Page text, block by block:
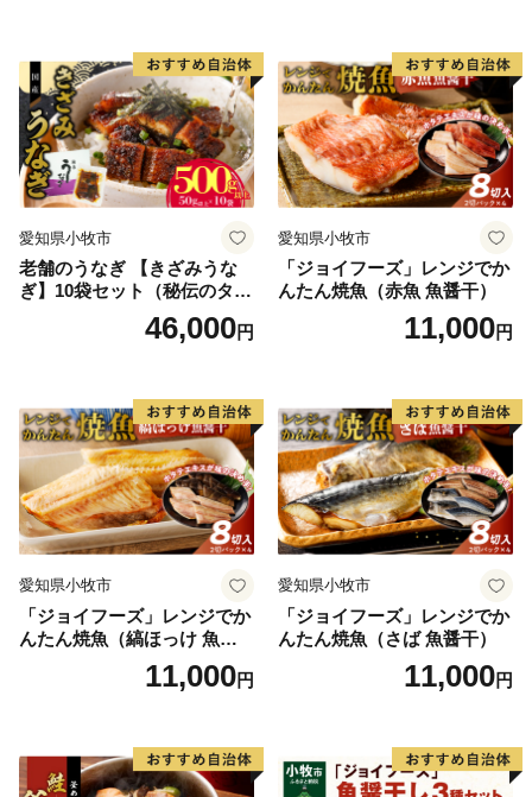
愛知県小牧市
老舗のうなぎ 【きざみうな
ぎ】10袋セット（秘伝のタレ
46,000円
愛知県小牧市
「ジョイフーズ」レンジでか
んたん焼魚（赤魚 魚醤干）
11,000円
愛知県小牧市
「ジョイフーズ」レンジでか
んたん焼魚（縞ほっけ 魚醤
11,000円
愛知県小牧市
「ジョイフーズ」レンジでか
んたん焼魚（さば 魚醤干）
11,000円